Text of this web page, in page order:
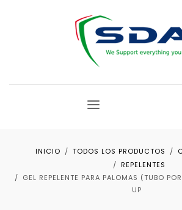
INICIO TODOS LOS PRODUCTOS
REPELENTES
GEL REPELENTE PARA PALOMAS (TUBO
UP